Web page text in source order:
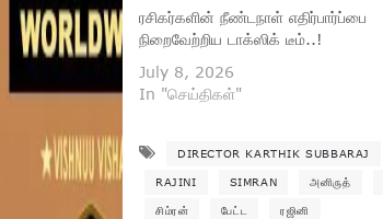
ரசிகர்களின் நீண்டநாள் எதிர்பார்ப்பை
நிறைவேற்றிய டாக்ஸிக் டீம்..!
July 8, 2026
In "செய்திகள்"
DIRECTOR KARTHIK SUBBARAJ
RAJINI SIMRAN அனிருத்
சிம்ரன் பேட்ட ரஜினி